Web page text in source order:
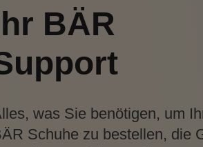
BÄR
was Sie benötigen, um
Schuhe zu bestellen, die